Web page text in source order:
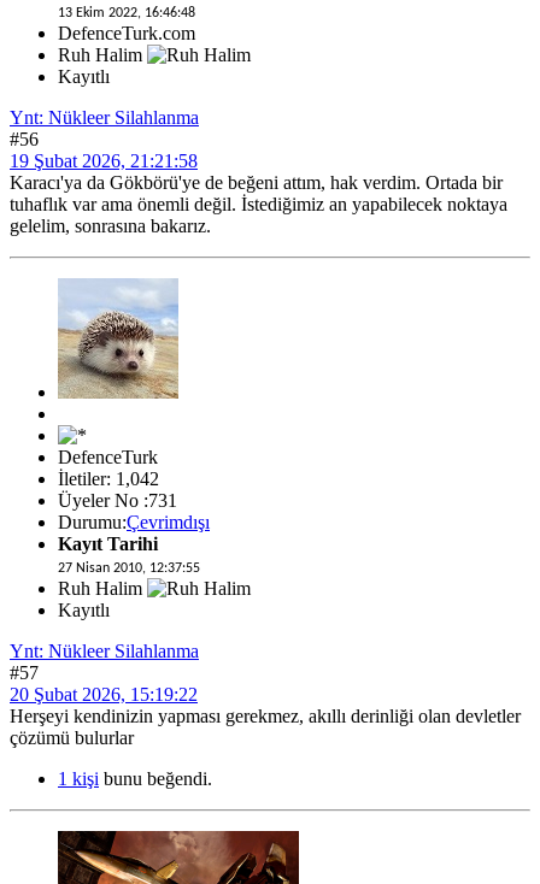
13 Ekim 2022, 16:46:48
DefenceTurk.com
Ruh Halim
Kayıtlı
Ynt: Nükleer Silahlanma
#56
19 Şubat 2026, 21:21:58
Karacı'ya da Gökbörü'ye de beğeni attım, hak verdim. Ortada bir
tuhaflık var ama önemli değil. İstediğimiz an yapabilecek noktaya
gelelim, sonrasına bakarız.
DefenceTurk
İletiler: 1,042
Üyeler No :731
Durumu:Çevrimdışı
Kayıt Tarihi
27 Nisan 2010, 12:37:55
Ruh Halim
Kayıtlı
Ynt: Nükleer Silahlanma
#57
20 Şubat 2026, 15:19:22
Herşeyi kendinizin yapması gerekmez, akıllı derinliği olan devletler
çözümü bulurlar
1 kişi bunu beğendi.